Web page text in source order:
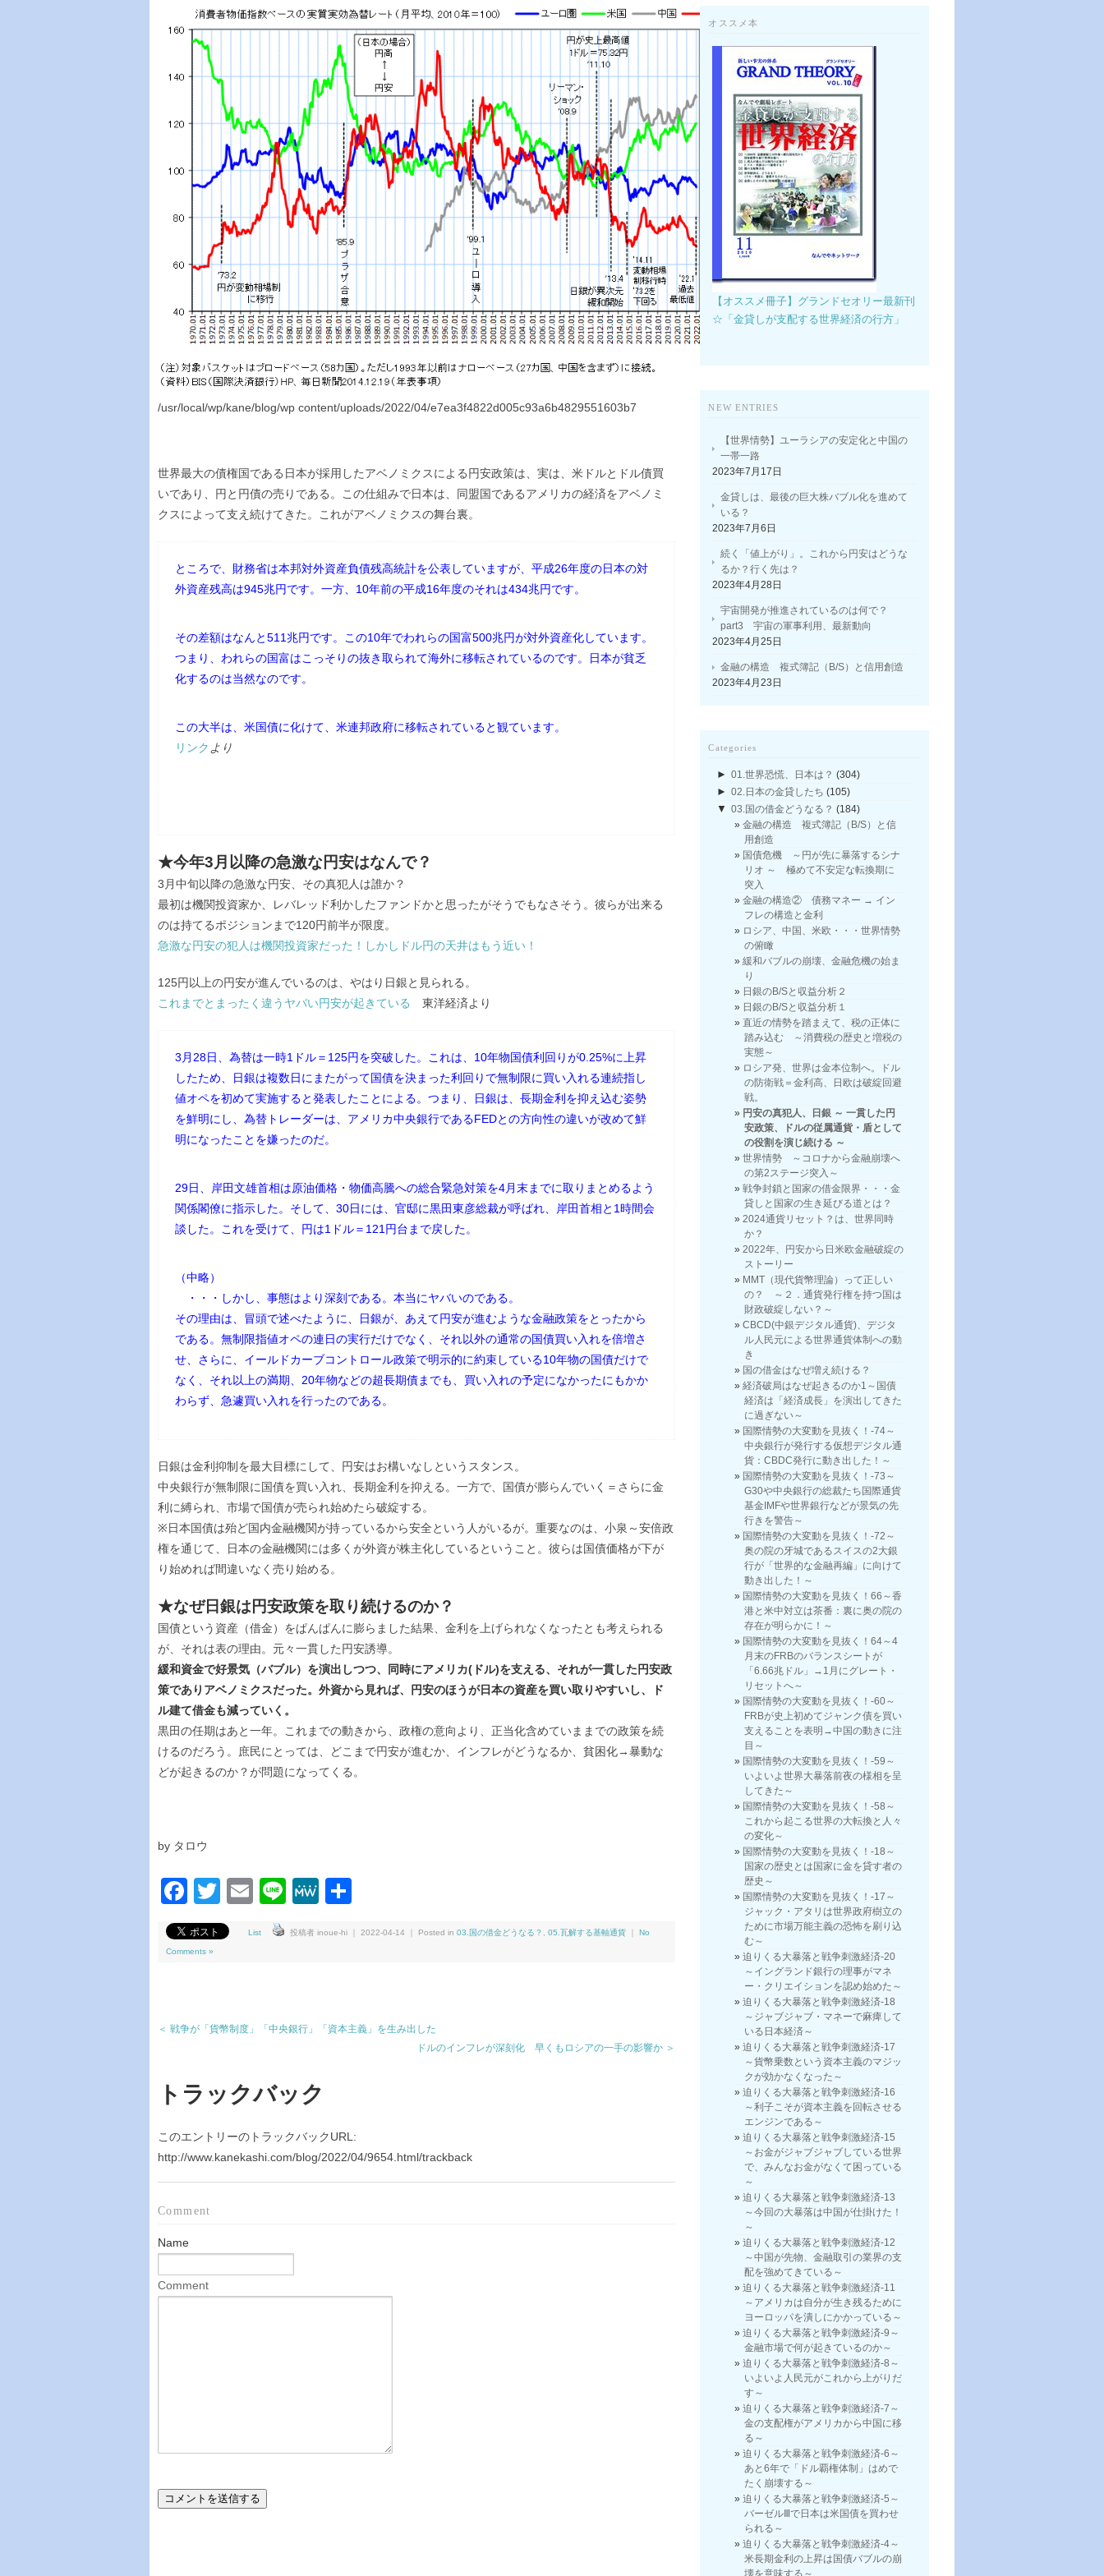
/usr/local/wp/kane/blog/wp content/uploads/2022/04/e7ea3f4822d005c93a6b4829551603b7
世界最大の債権国である日本が採用したアベノミクスによる円安政策は、実は、米ドルとドル債買
いであり、円と円債の売りである。この仕組みで日本は、同盟国であるアメリカの経済をアベノミ
クスによって支え続けてきた。これがアベノミクスの舞台裏。
ところで、財務省は本邦対外資産負債残高統計を公表していますが、平成26年度の日本の対
外資産残高は945兆円です。一方、10年前の平成16年度のそれは434兆円です。
その差額はなんと511兆円です。この10年でわれらの国富500兆円が対外資産化しています。
つまり、われらの国富はこっそりの抜き取られて海外に移転されているのです。日本が貧乏
化するのは当然なのです。
この大半は、米国債に化けて、米連邦政府に移転されていると観ています。
リンク より
★今年3月以降の急激な円安はなんで？
3月中旬以降の急激な円安、その真犯人は誰か？
最初は機関投資家か、レバレッド利かしたファンドかと思ったがそうでもなさそう。彼らが出来る
のは持てるポジションまで120円前半が限度。
急激な円安の犯人は機関投資家だった！しかしドル円の天井はもう近い！
125円以上の円安が進んでいるのは、やはり日銀と見られる。
これまでとまったく違うヤバい円安が起きている
東洋経済より
3月28日、為替は一時1ドル＝125円を突破した。これは、10年物国債利回りが0.25%に上昇
したため、日銀は複数日にまたがって国債を決まった利回りで無制限に買い入れる連続指し
値オペを初めて実施すると発表したことによる。つまり、日銀は、長期金利を抑え込む姿勢
を鮮明にし、為替トレーダーは、アメリカ中央銀行であるFEDとの方向性の違いが改めて鮮
明になったことを嫌ったのだ。
29日、岸田文雄首相は原油価格・物価高騰への総合緊急対策を4月末までに取りまとめるよう
関係閣僚に指示した。そして、30日には、官邸に黒田東彦総裁が呼ばれ、岸田首相と1時間会
談した。これを受けて、円は1ドル＝121円台まで戻した。
（中略）
・・・しかし、事態はより深刻である。本当にヤバいのである。
その理由は、冒頭で述べたように、日銀が、あえて円安が進むような金融政策をとったから
である。無制限指値オペの連日の実行だけでなく、それ以外の通常の国債買い入れを倍増さ
せ、さらに、イールドカーブコントロール政策で明示的に約束している10年物の国債だけで
なく、それ以上の満期、20年物などの超長期債までも、買い入れの予定になかったにもかか
わらず、急遽買い入れを行ったのである。
日銀は金利抑制を最大目標にして、円安はお構いなしというスタンス。
中央銀行が無制限に国債を買い入れ、長期金利を抑える。一方で、国債が膨らんでいく＝さらに金
利に縛られ、市場で国債が売られ始めたら破綻する。
※日本国債は殆ど国内金融機関が持っているから安全という人がいるが。重要なのは、小泉～安倍政
権を通じて、日本の金融機関には多くが外資が株主化しているということ。彼らは国債価格が下が
り始めれば間違いなく売り始める。
★なぜ日銀は円安政策を取り続けるのか？
国債という資産（借金）をぱんぱんに膨らました結果、金利を上げられなくなったとも考えられる
が、それは表の理由。元々一貫した円安誘導。
緩和資金で好景気（バブル）を演出しつつ、同時にアメリカ(ドル)を支える、それが一貫した円安政
策でありアベノミクスだった。外資から見れば、円安のほうが日本の資産を買い取りやすいし、ド
ル建て借金も減っていく。
黒田の任期はあと一年。これまでの動きから、政権の意向より、正当化含めていままでの政策を続
けるのだろう。庶民にとっては、どこまで円安が進むか、インフレがどうなるか、貧困化→暴動な
どが起きるのか？が問題になってくる。
by タロウ
Facebook
Twitter
EmailLineMeWe
List 投稿者 inoue-hi ｜ 2022-04-14 ｜ Posted in 03.国の借金どうなる？ , 05.瓦解する基軸通貨 No
Comments »
＜ 戦争が「貨幣制度」「中央銀行」「資本主義」を生み出した
ドルのインフレが深刻化 早くもロシアの一手の影響か ＞
トラックバック
このエントリーのトラックバックURL:
http://www.kanekashi.com/blog/2022/04/9654.html/trackback
Comment
Name
Comment
オススメ本
【オススメ冊子】グランドセオリー最新刊
☆「金貸しが支配する世界経済の行方」
NEW ENTRIES
【世界情勢】ユーラシアの安定化と中国の
一帯一路
2023年7月17日
金貸しは、最後の巨大株バブル化を進めて
いる？
2023年7月6日
続く「値上がり」。これから円安はどうな
るか？行く先は？
2023年4月28日
宇宙開発が推進されているのは何で？
part3 宇宙の軍事利用、最新動向
2023年4月25日
金融の構造 複式簿記（B/S）と信用創造
2023年4月23日
Categories
► 01.世界恐慌、日本は？ (304)
► 02.日本の金貸したち (105)
▼ 03.国の借金どうなる？ (184)
金融の構造 複式簿記（B/S）と信
用創造
国債危機 ～円が先に暴落するシナ
リオ ～ 極めて不安定な転換期に
突入
金融の構造② 債務マネー → イン
フレの構造と金利
ロシア、中国、米欧・・・世界情勢
の俯瞰
緩和バブルの崩壊、金融危機の始ま
り
日銀のB/Sと収益分析２
日銀のB/Sと収益分析１
直近の情勢を踏まえて、税の正体に
踏み込む ～消費税の歴史と増税の
実態～
ロシア発、世界は金本位制へ。ドル
の防衛戦＝金利高、日欧は破綻回避
戦。
円安の真犯人、日銀 ～ 一貫した円
安政策、ドルの従属通貨・盾として
の役割を演じ続ける ～
世界情勢 ～コロナから金融崩壊へ
の第2ステージ突入～
戦争封鎖と国家の借金限界・・・金
貸しと国家の生き延びる道とは？
2024通貨リセット？は、世界同時
か？
2022年、円安から日米欧金融破綻の
ストーリー
MMT（現代貨幣理論）って正しい
の？ ～２．通貨発行権を持つ国は
財政破綻しない？～
CBCD(中銀デジタル通貨)、デジタ
ル人民元による世界通貨体制への動
き
国の借金はなぜ増え続ける？
経済破局はなぜ起きるのか1～国債
経済は「経済成長」を演出してきた
に過ぎない～
国際情勢の大変動を見抜く！-74～
中央銀行が発行する仮想デジタル通
貨：CBDC発行に動き出した！～
国際情勢の大変動を見抜く！-73～
G30や中央銀行の総裁たち国際通貨
基金IMFや世界銀行などが景気の先
行きを警告～
国際情勢の大変動を見抜く！-72～
奥の院の牙城であるスイスの2大銀
行が「世界的な金融再編」に向けて
動き出した！～
国際情勢の大変動を見抜く！66～香
港と米中対立は茶番：裏に奥の院の
存在が明らかに！～
国際情勢の大変動を見抜く！64～4
月末のFRBのバランスシートが
「6.66兆ドル」→1月にグレート・
リセットへ～
国際情勢の大変動を見抜く！-60～
FRBが史上初めてジャンク債を買い
支えることを表明→中国の動きに注
目～
国際情勢の大変動を見抜く！-59～
いよいよ世界大暴落前夜の様相を呈
してきた～
国際情勢の大変動を見抜く！-58～
これから起こる世界の大転換と人々
の変化～
国際情勢の大変動を見抜く！-18～
国家の歴史とは国家に金を貸す者の
歴史～
国際情勢の大変動を見抜く！-17～
ジャック・アタリは世界政府樹立の
ために市場万能主義の恐怖を刷り込
む～
迫りくる大暴落と戦争刺激経済-20
～イングランド銀行の理事がマネ
ー・クリエイションを認め始めた～
迫りくる大暴落と戦争刺激経済-18
～ジャブジャブ・マネーで麻痺して
いる日本経済～
迫りくる大暴落と戦争刺激経済-17
～貨幣乗数という資本主義のマジッ
クが効かなくなった～
迫りくる大暴落と戦争刺激経済-16
～利子こそが資本主義を回転させる
エンジンである～
迫りくる大暴落と戦争刺激経済-15
～お金がジャブジャブしている世界
で、みんなお金がなくて困っている
～
迫りくる大暴落と戦争刺激経済-13
～今回の大暴落は中国が仕掛けた！
～
迫りくる大暴落と戦争刺激経済-12
～中国が先物、金融取引の業界の支
配を強めてきている～
迫りくる大暴落と戦争刺激経済-11
～アメリカは自分が生き残るために
ヨーロッパを潰しにかかっている～
迫りくる大暴落と戦争刺激経済-9～
金融市場で何が起きているのか～
迫りくる大暴落と戦争刺激経済-8～
いよいよ人民元がこれから上がりだ
す～
迫りくる大暴落と戦争刺激経済-7～
金の支配権がアメリカから中国に移
る～
迫りくる大暴落と戦争刺激経済-6～
あと6年で「ドル覇権体制」はめで
たく崩壊する～
迫りくる大暴落と戦争刺激経済-5～
バーゼルⅢで日本は米国債を買わせ
られる～
迫りくる大暴落と戦争刺激経済-4～
米長期金利の上昇は国債バブルの崩
壊を意味する～